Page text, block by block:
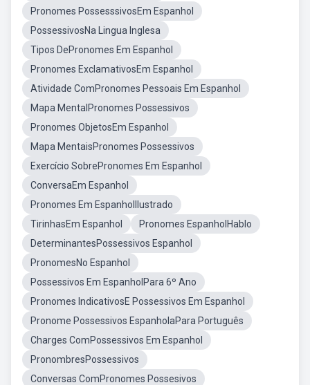
Pronomes PossesssivosEm Espanhol
PossessivosNa Lingua Inglesa
Tipos DePronomes Em Espanhol
Pronomes ExclamativosEm Espanhol
Atividade ComPronomes Pessoais Em Espanhol
Mapa MentalPronomes Possessivos
Pronomes ObjetosEm Espanhol
Mapa MentaisPronomes Possessivos
Exercício SobrePronomes Em Espanhol
ConversaEm Espanhol
Pronomes Em EspanholIlustrado
TirinhasEm Espanhol
Pronomes EspanholHablo
DeterminantesPossessivos Espanhol
PronomesNo Espanhol
Possessivos Em EspanholPara 6º Ano
Pronomes IndicativosE Possessivos Em Espanhol
Pronome Possessivos EspanholaPara Português
Charges ComPossessivos Em Espanhol
PronombresPossessivos
Conversas ComPronomes Possesivos